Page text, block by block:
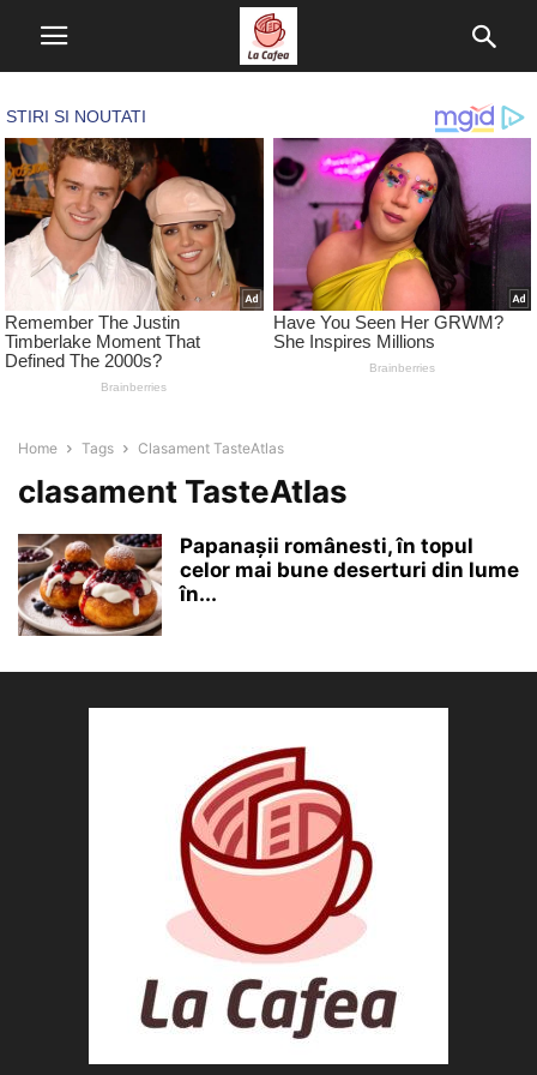
Home Tags Clasament TasteAtlas
clasament TasteAtlas
Papanașii românesti, în topul
celor mai bune deserturi din lume
în...